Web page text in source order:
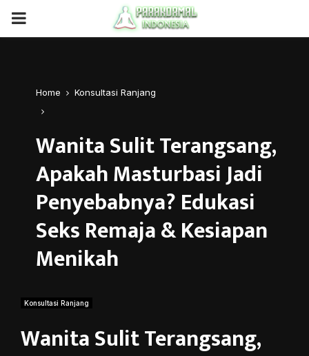
PRIMARY
Home Konsultasi Ranjang
Wanita Sulit Terangsang,
Apakah Masturbasi Jadi
Penyebabnya? Edukasi
Seks Remaja & Kesiapan
Menikah
Konsultasi Ranjang
Wanita Sulit Terangsang,